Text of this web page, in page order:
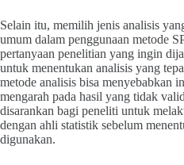
Selain itu, memilih jenis analisis
umum dalam penggunaan metode
pertanyaan penelitian yang ingin
untuk menentukan analisis yang
metode analisis bisa menyebabkan
mengarah pada hasil yang tidak
disarankan bagi peneliti untuk
dengan ahli statistik sebelum
digunakan.